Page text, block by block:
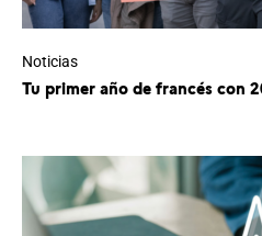
Noticias
Tu primer año de francés con